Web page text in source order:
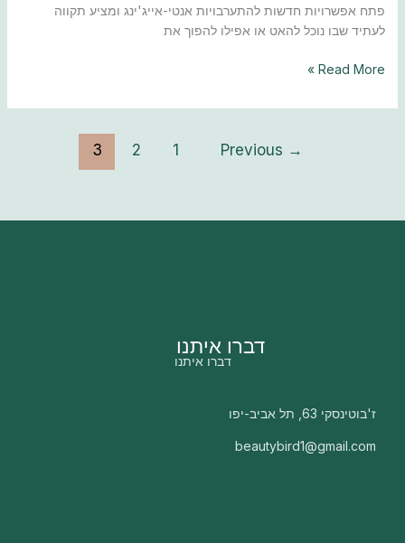
פתח אפשרויות חדשות להתערבויות אנטי-אייג'ינג ומציע תקווה
לעתיד שבו נוכל להאט או אפילו להפוך את
Read More »
→
1
2
3
דברו איתנו
דברו איתנו
ז'בוטינסקי 63, תל אביב-יפו
beautybird1@gmail.com